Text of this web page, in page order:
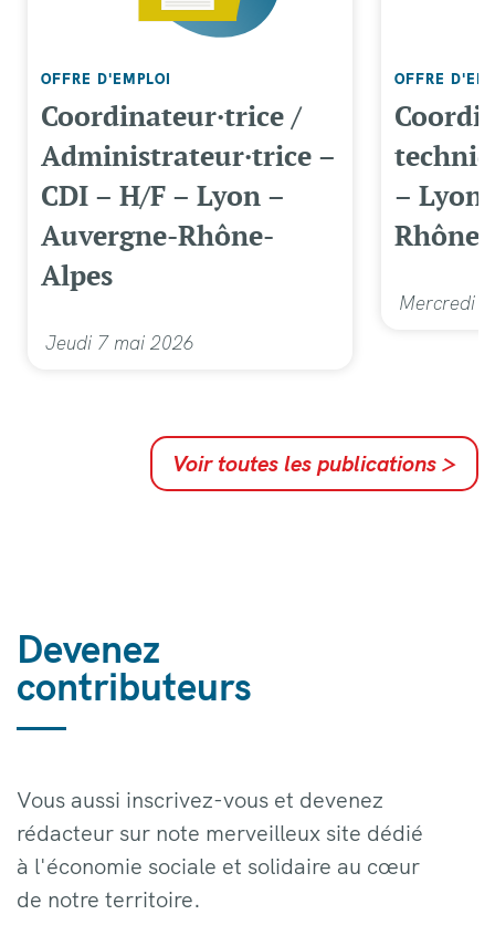
OFFRE D'EMPLOI
Coordinateur·trice /
Administrateur·trice –
CDI – H/F – Lyon –
Auvergne-Rhône-
Alpes
Jeudi 7 mai 2026
OFFRE
– Lyon
Mercredi
Voir toutes les publications >
Devenez
contributeurs
Vous aussi inscrivez-vous et devenez
rédacteur sur note merveilleux site dédié
à l'économie sociale et solidaire au cœur
de notre territoire.